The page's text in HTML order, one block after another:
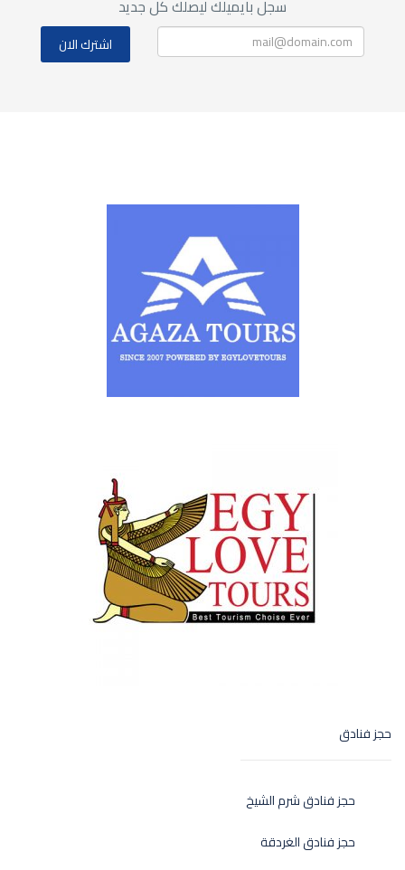
سجل بايميلك ليصلك كل جديد
حجز فنادق
حجز فنادق شرم الشيخ
حجز فنادق الغردقة